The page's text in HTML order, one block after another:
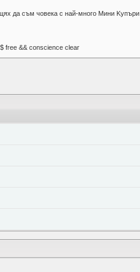
да съм човека с най-много Mини Kупъри
free && conscience clear